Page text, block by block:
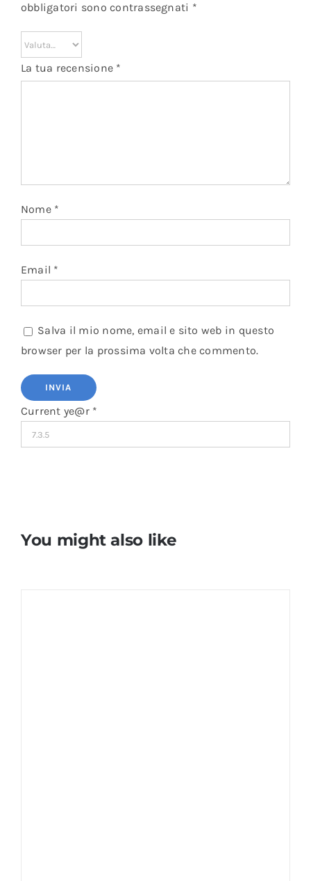
obbligatori sono contrassegnati *
La tua recensione *
Nome *
Email *
Salva il mio nome, email e sito web in questo
browser per la prossima volta che commento.
Current ye@r *
You might also like